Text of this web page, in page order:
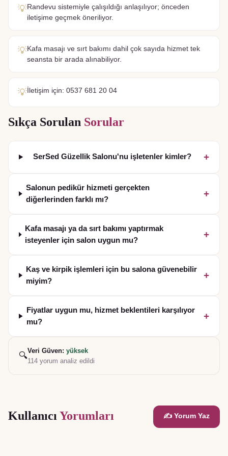
💡Randevu sistemiyle çalışıldığı anlaşılıyor; önceden
iletişime geçmek öneriliyor.
💡Kafa masajı ve sırt bakımı dahil çok sayıda hizmet tek
seansta bir arada alınabiliyor.
💡İletişim için: 0537 681 20 04
Sıkça Sorulan Sorular
SerSed Güzellik Salonu'nu işletenler kimler? +
Salonun pedikür hizmeti gerçekten
diğerlerinden farklı mı?
+
Kafa masajı ya da sırt bakımı yaptırmak
isteyenler için salon uygun mu?
+
Kaş ve kirpik işlemleri için bu salona güvenebilir
miyim?
+
Fiyatlar uygun mu, hizmet beklentileri karşılıyor
mu?
+
🔍Veri Güven: yüksek
114 yorum analiz edildi
Kullanıcı Yorumları ✍️ Yorum Yaz